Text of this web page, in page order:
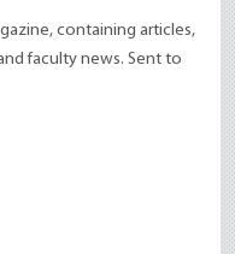
containing articles,
faculty news. Sent to